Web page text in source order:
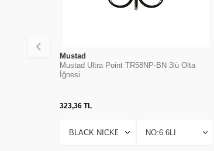
Mustad
Mustad Ultra Point TR58NP-BN 3lü Olta
İğnesi
323,36 TL